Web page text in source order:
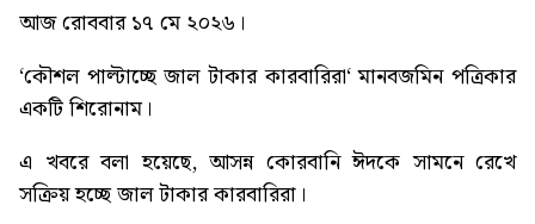
আজ রোববার ১৭ মে ২০২৬।
‘কৌশল পাল্টাচ্ছে জাল টাকার কারবারিরা‘ মানবজমিন পত্রিকার
একটি শিরোনাম।
এ খবরে বলা হয়েছে, আসন্ন কোরবানি ঈদকে সামনে রেখে
সক্রিয় হচ্ছে জাল টাকার কারবারিরা।